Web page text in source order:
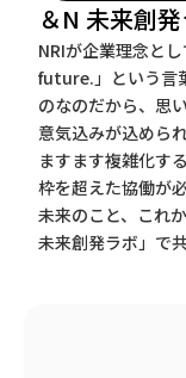
＆N 未来創
NRIが企業理念と
future.」という言
のなのだから、思
意気込みが込めら
ますます複雑化す
枠を超えた協働が必
未来のこと、これ
未来創発ラボ」で